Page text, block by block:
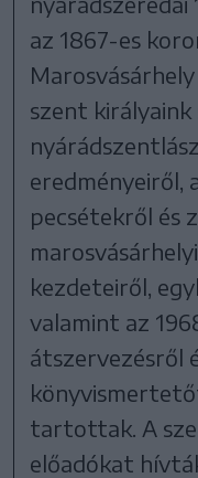
az 1867-es
szent
eredményeiről,
pecsétekről és
kezdeteiről,
valamint az
átszervezésről
tartottak. A
előadókat